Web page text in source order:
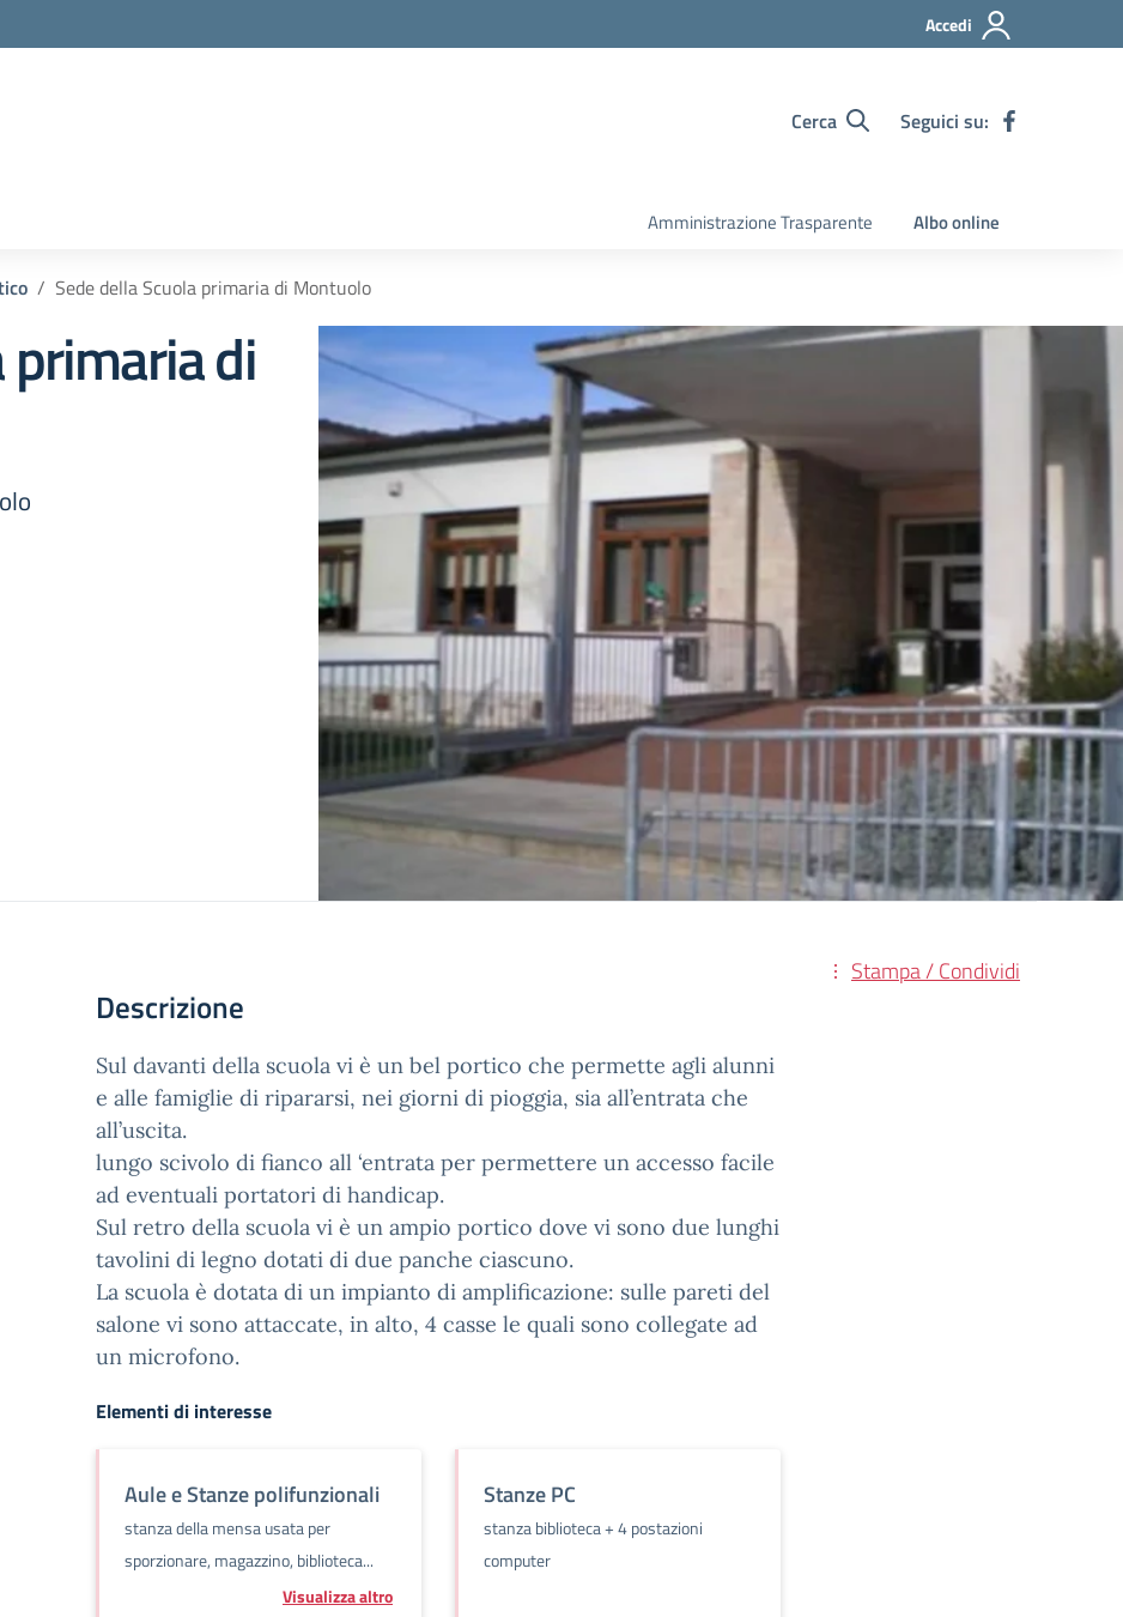
Accedi
Cerca Seguici su:
Amministrazione Trasparente Albo online
Sede della Scuola primaria di Montuolo
primaria di
Stampa / Condividi
Descrizione
Sul davanti della scuola vi è un bel portico che permette agli alunni
e alle famiglie di ripararsi, nei giorni di pioggia, sia all’entrata che
all’uscita.
lungo scivolo di fianco all ‘entrata per permettere un accesso facile
ad eventuali portatori di handicap.
Sul retro della scuola vi è un ampio portico dove vi sono due lunghi
tavolini di legno dotati di due panche ciascuno.
La scuola è dotata di un impianto di amplificazione: sulle pareti del
salone vi sono attaccate, in alto, 4 casse le quali sono collegate ad
un microfono.
Elementi di interesse
Aule e Stanze polifunzionali
stanza della mensa usata per
sporzionare, magazzino, biblioteca...
Visualizza altro
Stanze PC
stanza biblioteca + 4 postazioni
computer